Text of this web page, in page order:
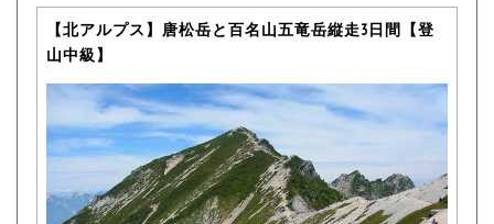
【北アルプス】唐松岳と百名山五竜岳縦走3日間【登
山中級】